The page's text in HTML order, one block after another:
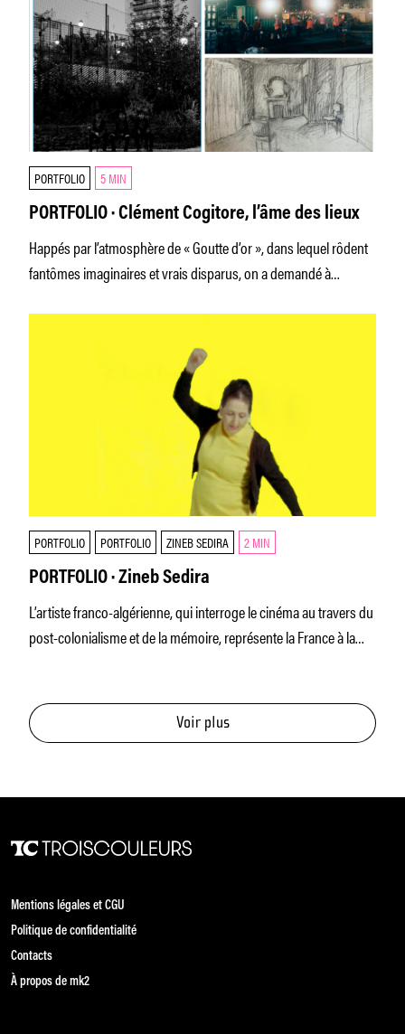
PORTFOLIO 5 MIN
PORTFOLIO · Clément Cogitore, l’âme des lieux
Happés par l’atmosphère de « Goutte d’or », dans lequel rôdent
fantômes imaginaires et vrais disparus, on a demandé à
PORTFOLIO PORTFOLIO ZINEB SEDIRA 2 MIN
PORTFOLIO · Zineb Sedira
L’artiste franco-algérienne, qui interroge le cinéma au travers du
post-colonialisme et de la mémoire, représente la France à la
Voir plus
Mentions légales et CGU
Politique de confidentialité
Contacts
À propos de mk2